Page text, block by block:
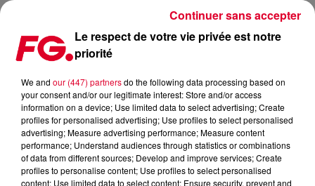
LA MUSIC STORY DU JOUR : CERRONE
Publié : 16 novembre 2022 à 11h40 par Christophe
HUBERT
Le respect de votre vie privée est notre
priorité
We and our (447) partnersdo the following data processing based on
your consent and/or our legitimate interest: Store and/or access
information on a device; Use limited data to select advertising; Create
profiles for personalised advertising; Use profiles to select personalised
advertising; Measure advertising performance; Measure content
performance; Understand audiences through statistics or combinations
of data from different sources; Develop and improve services; Create
profiles to personalise content; Use profiles to select personalised
content; Use limited data to select content; Ensure security, prevent and
Continuer sans accepter